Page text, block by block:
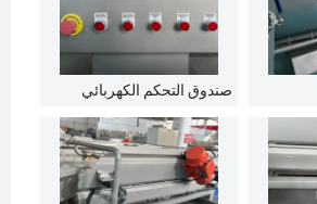
صندوق التحكم الكهربائي